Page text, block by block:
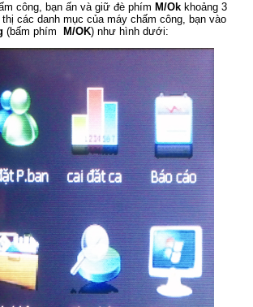
công, bạn ấn và giữ đè phím M/Ok khoảng 3
các danh mục của máy chấm công, bạn vào
(bấm phím M/OK) như hình dưới: